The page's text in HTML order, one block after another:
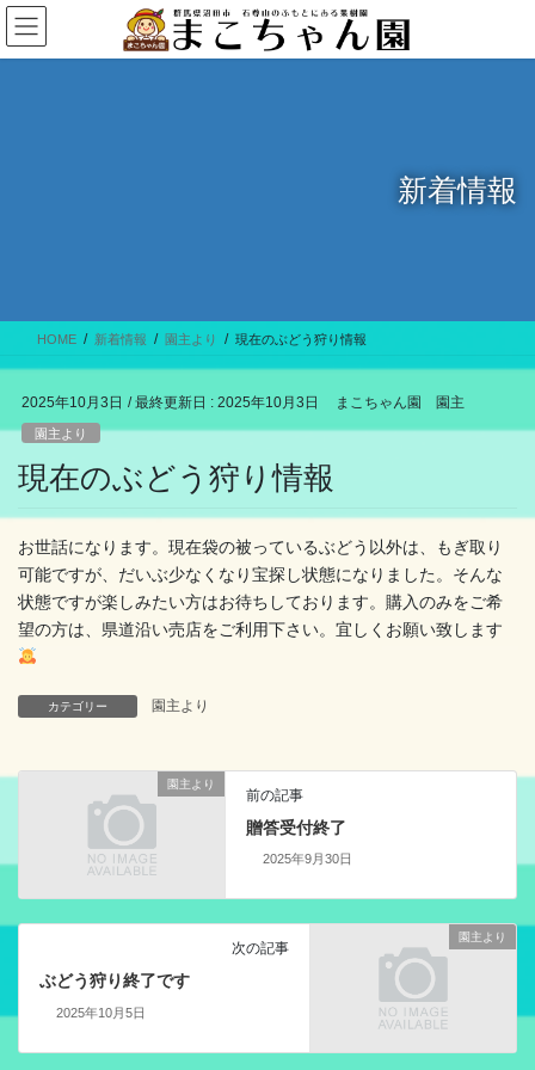
コ
ン
テ
ナ
ビ
ゲ
新着情報
HOME 新着情報 園主より 現在のぶどう狩り情報
2025年10月3日 / 最終更新日 : 2025年10月3日 まこちゃん園 園主
園主より
現在のぶどう狩り情報
お世話になります。現在袋の被っているぶどう以外は、もぎ取り
可能ですが、だいぶ少なくなり宝探し状態になりました。そんな
状態ですが楽しみたい方はお待ちしております。購入のみをご希
望の方は、県道沿い売店をご利用下さい。宜しくお願い致します
カテゴリー 園主より
園主より
前の記事
贈答受付終了
2025年9月30日
園主より
次の記事
ぶどう狩り終了です
2025年10月5日